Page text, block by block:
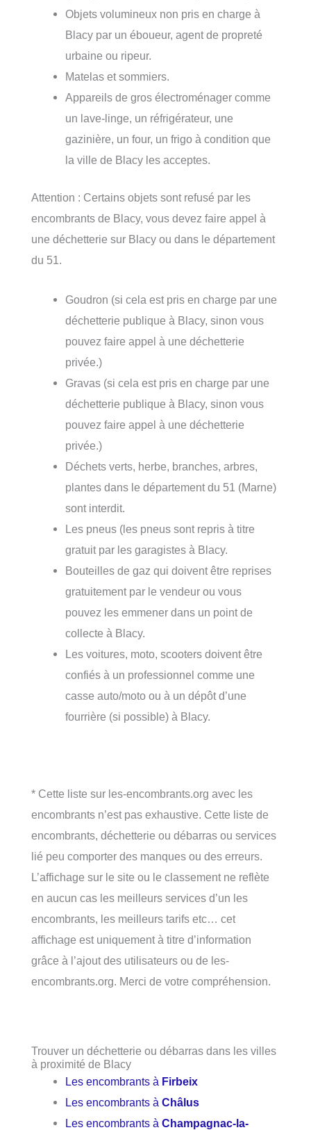
Objets volumineux non pris en charge à
Blacy par un éboueur, agent de propreté
urbaine ou ripeur.
Matelas et sommiers.
Appareils de gros électroménager comme
un lave-linge, un réfrigérateur, une
gazinière, un four, un frigo à condition que
la ville de Blacy les acceptes.
Attention : Certains objets sont refusé par les
encombrants de Blacy, vous devez faire appel à
une déchetterie sur Blacy ou dans le département
du 51.
Goudron (si cela est pris en charge par une
déchetterie publique à Blacy, sinon vous
pouvez faire appel à une déchetterie
privée.)
Gravas (si cela est pris en charge par une
déchetterie publique à Blacy, sinon vous
pouvez faire appel à une déchetterie
privée.)
Déchets verts, herbe, branches, arbres,
plantes dans le département du 51 (Marne)
sont interdit.
Les pneus (les pneus sont repris à titre
gratuit par les garagistes à Blacy.
Bouteilles de gaz qui doivent être reprises
gratuitement par le vendeur ou vous
pouvez les emmener dans un point de
collecte à Blacy.
Les voitures, moto, scooters doivent être
confiés à un professionnel comme une
casse auto/moto ou à un dépôt d’une
fourrière (si possible) à Blacy.
* Cette liste sur les-encombrants.org avec les
encombrants n’est pas exhaustive. Cette liste de
encombrants, déchetterie ou débarras ou services
lié peu comporter des manques ou des erreurs.
L’affichage sur le site ou le classement ne reflète
en aucun cas les meilleurs services d’un les
encombrants, les meilleurs tarifs etc… cet
affichage est uniquement à titre d’information
grâce à l’ajout des utilisateurs ou de les-
encombrants.org. Merci de votre compréhension.
Trouver un déchetterie ou débarras dans les villes
à proximité de Blacy
Les encombrants à Firbeix
Les encombrants àChâlus
Les encombrants àChampagnac-la-